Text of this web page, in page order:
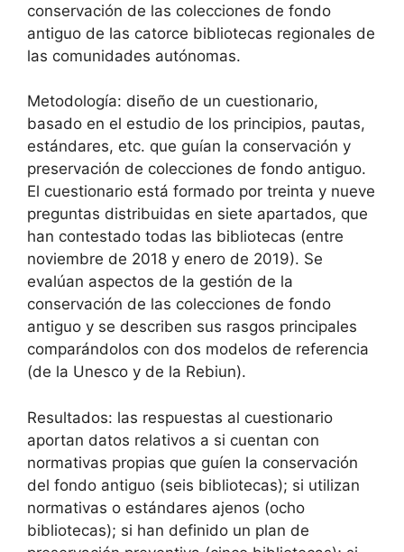
conservación de las colecciones de fondo
antiguo de las catorce bibliotecas regionales de
las comunidades autónomas.
Metodología: diseño de un cuestionario,
basado en el estudio de los principios, pautas,
estándares, etc. que guían la conservación y
preservación de colecciones de fondo antiguo.
El cuestionario está formado por treinta y nueve
preguntas distribuidas en siete apartados, que
han contestado todas las bibliotecas (entre
noviembre de 2018 y enero de 2019). Se
evalúan aspectos de la gestión de la
conservación de las colecciones de fondo
antiguo y se describen sus rasgos principales
comparándolos con dos modelos de referencia
(de la Unesco y de la Rebiun).
Resultados: las respuestas al cuestionario
aportan datos relativos a si cuentan con
normativas propias que guíen la conservación
del fondo antiguo (seis bibliotecas); si utilizan
normativas o estándares ajenos (ocho
bibliotecas); si han definido un plan de